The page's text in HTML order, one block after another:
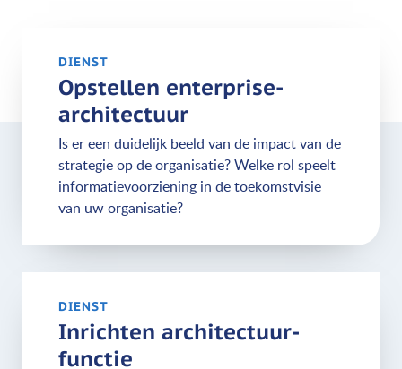
DIENST
Opstellen enterprise-
architectuur
Is er een duidelijk beeld van de impact van de
strategie op de organisatie? Welke rol speelt
informatievoorziening in de toekomstvisie
van uw organisatie?
DIENST
Inrichten architectuur­
functie